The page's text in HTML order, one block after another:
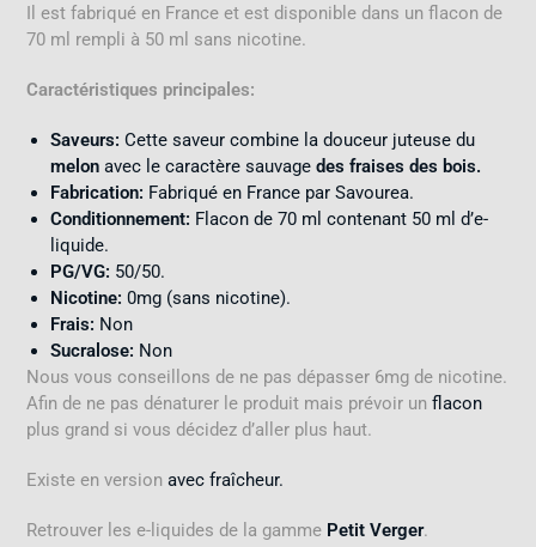
Il est fabriqué en France et est disponible dans un flacon de
70 ml rempli à 50 ml sans nicotine.
Caractéristiques principales:
Saveurs:Cette saveur combine la douceur juteuse du
melon avec le caractère sauvagedes fraises des bois.
Fabrication: Fabriqué en France par Savourea.
Conditionnement: Flacon de 70 ml contenant 50 ml d’e-
liquide.
PG/VG: 50/50.
Nicotine: 0mg (sans nicotine).
Frais: Non
Sucralose: Non
Nous vous conseillons de ne pas dépasser 6mg de nicotine.
Afin de ne pas dénaturer le produit mais prévoir unflacon
plus grand si vous décidez d’aller plus haut.
Existe en versionavec fraîcheur.
Retrouver les e-liquides de la gamme Petit Verger.